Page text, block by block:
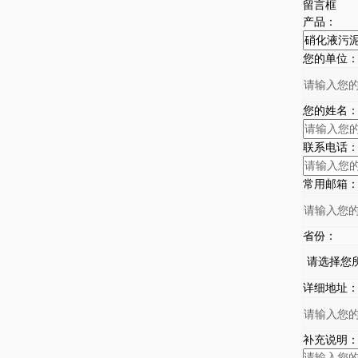
留言框
产品：
您的单位：
您的姓名：
联系电话：
常用邮箱：
省份：
详细地址：
补充说明：